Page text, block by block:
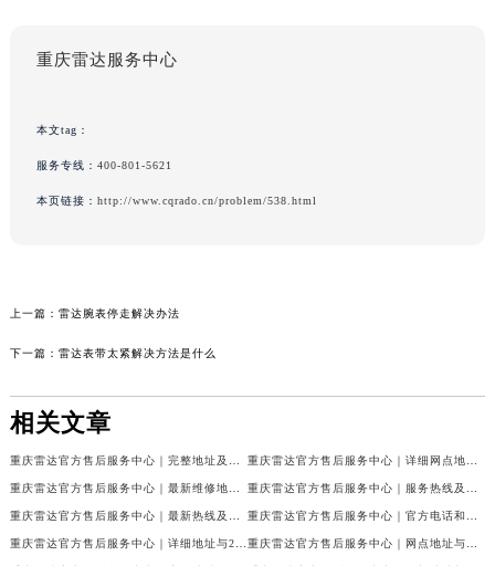
重庆雷达服务中心
本文tag：
服务专线： 400-801-5621
本页链接： http://www.cqrado.cn/problem/538.html
上一篇： 雷达腕表停走解决办法
下一篇： 雷达表带太紧解决方法是什么
相关文章